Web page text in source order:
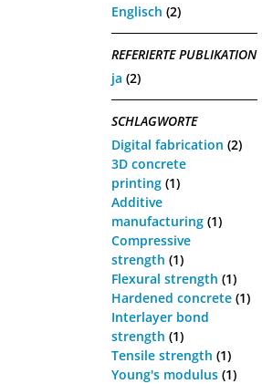
Englisch (2)
REFERIERTE PUBLIKATION
ja (2)
SCHLAGWORTE
Digital fabrication (2)
3D concrete
printing (1)
Additive
manufacturing (1)
Compressive
strength (1)
Flexural strength (1)
Hardened concrete (1)
Interlayer bond
strength (1)
Tensile strength (1)
Young's modulus (1)